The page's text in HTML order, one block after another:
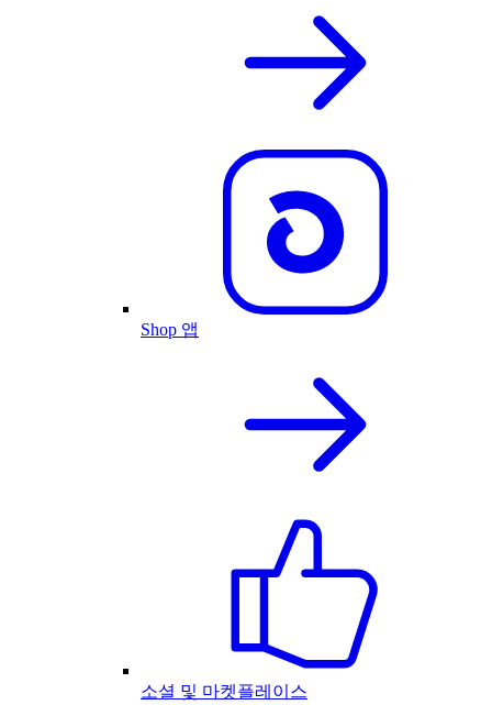
Shop 앱
소셜 및 마켓플레이스